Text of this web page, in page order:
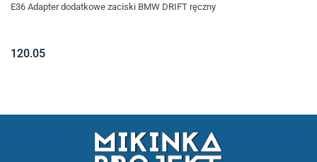
E36 Adapter dodatkowe zaciski BMW DRIFT ręczny
120.05